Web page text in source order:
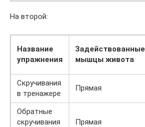
На второй:
Название
упражнения
Задействованные
мышцы живота
Скручивания
в тренажере
Прямая
Обратные
скручивания
Прямая